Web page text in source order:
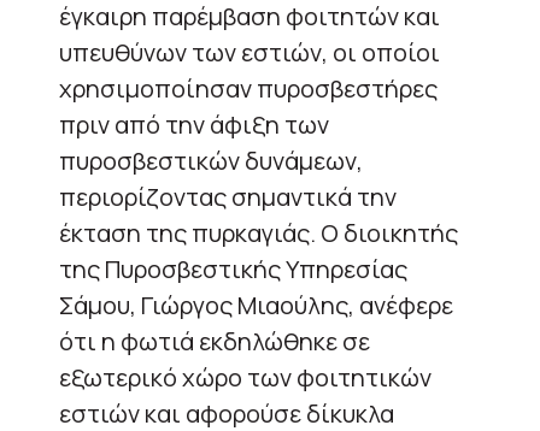
έγκαιρη παρέμβαση φοιτητών και
υπευθύνων των εστιών, οι οποίοι
χρησιμοποίησαν πυροσβεστήρες
πριν από την άφιξη των
πυροσβεστικών δυνάμεων,
περιορίζοντας σημαντικά την
έκταση της πυρκαγιάς. Ο διοικητής
της Πυροσβεστικής Υπηρεσίας
Σάμου, Γιώργος Μιαούλης, ανέφερε
ότι η φωτιά εκδηλώθηκε σε
εξωτερικό χώρο των φοιτητικών
εστιών και αφορούσε δίκυκλα